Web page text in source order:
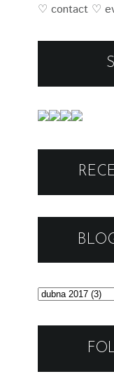
♡ contact ♡